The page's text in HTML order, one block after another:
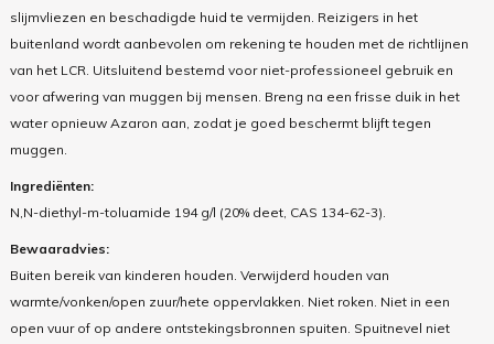
slijmvliezen en beschadigde huid te vermijden. Reizigers in het
buitenland wordt aanbevolen om rekening te houden met de richtlijnen
van het LCR. Uitsluitend bestemd voor niet-professioneel gebruik en
voor afwering van muggen bij mensen. Breng na een frisse duik in het
water opnieuw Azaron aan, zodat je goed beschermt blijft tegen
muggen.
Ingrediënten:
N,N-diethyl-m-toluamide 194 g/l (20% deet, CAS 134-62-3).
Bewaaradvies:
Buiten bereik van kinderen houden. Verwijderd houden van
warmte/vonken/open zuur/hete oppervlakken. Niet roken. Niet in een
open vuur of op andere ontstekingsbronnen spuiten. Spuitnevel niet